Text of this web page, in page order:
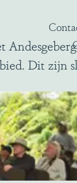
Dit zijn